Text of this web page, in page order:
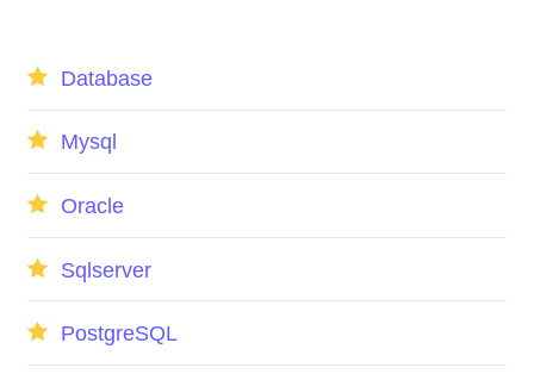
Database
Mysql
Oracle
Sqlserver
PostgreSQL